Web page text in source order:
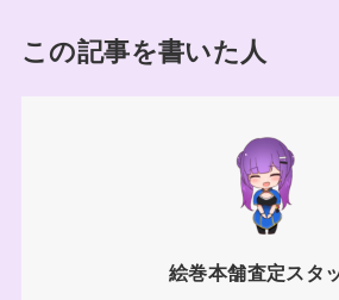
この記事を書いた人
絵巻本舗査定スタ